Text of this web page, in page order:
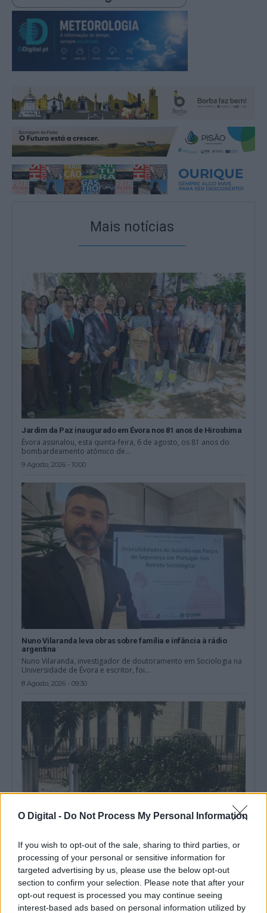
O Digital - Do Not Process My Personal Information
If you wish to opt-out of the sale, sharing to third parties, or
processing of your personal or sensitive information for
targeted advertising by us, please use the below opt-out
section to confirm your selection. Please note that after your
opt-out request is processed you may continue seeing
interest-based ads based on personal information utilized by
Mais notícias
Jardim da Paz inaugurado em Évora nos 81 anos de Hiroshima
Évora assinalou, esta quinta-feira, 6 de agosto, os 81 anos do
bombardeamento atómico de...
9 Agosto, 2026 - 10:00
Nuno Vilaranda leva obras sobre família e infância à rádio
argentina
Nuno Vilaranda, investigador de doutoramento em Sociologia na
Universidade de Évora e escritor, foi...
8 Agosto, 2026 - 09:30
Deixou resíduos junto aos contentores em Évora e acabou
identificado
A Câmara Municipal de Évora identificou um cidadão que se
encontrava a depositar resíduos...
8 Agosto, 2026 - 09:00